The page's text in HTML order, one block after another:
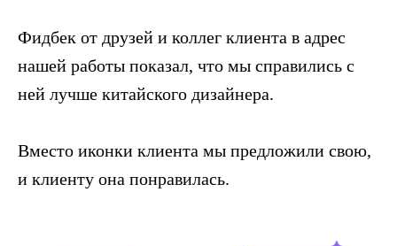
Фидбек от друзей и коллег клиента в адрес
нашей работы показал, что мы справились с
ней лучше китайского дизайнера.
Вместо иконки клиента мы предложили свою,
и клиенту она понравилась.